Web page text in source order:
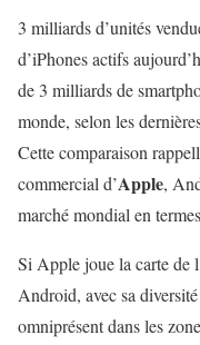
3 milliards d’unités
d’iPhones actifs
de 3 milliards de
monde, selon les
Cette comparaison
commercial d’Apple,
marché mondial en
Si Apple joue la carte de
Android, avec sa
omniprésent dans les